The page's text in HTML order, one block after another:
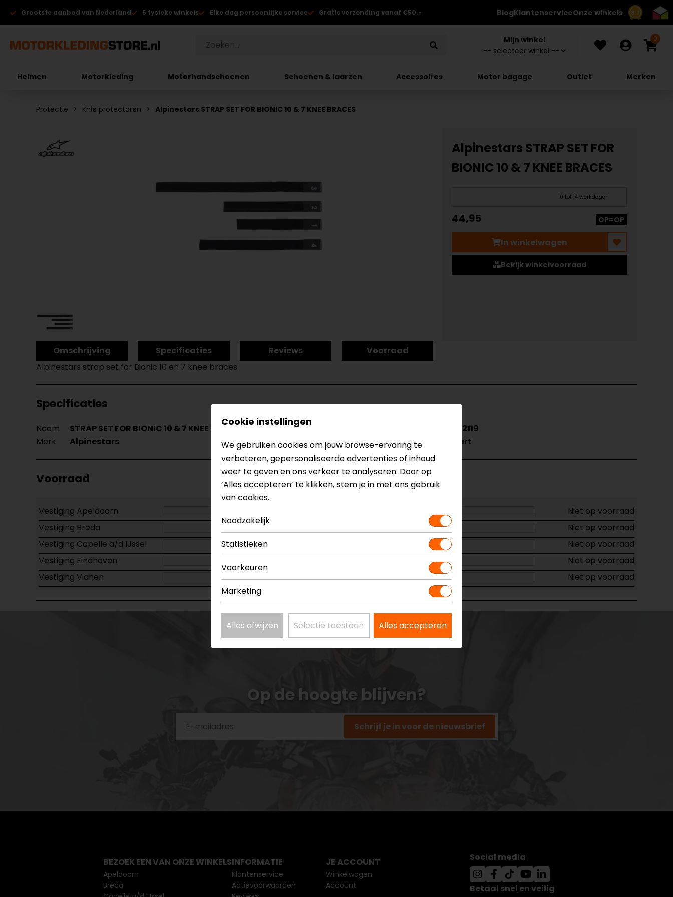
8.7
Grootste aanbod van Nederland 5 fysieke winkels Elke dag persoonlijke service Gratis verzending vanaf €50.- BlogKlantenserviceOnze winkels
Mijn winkel 0
Helmen Motorkleding Motorhandschoenen Schoenen & laarzen Accessoires Motor bagage Outlet Merken
Protectie Knie protectoren Alpinestars STRAP SET FOR BIONIC 10 & 7 KNEE BRACES
Alpinestars STRAP SET FOR
BIONIC 10 & 7 KNEE BRACES
10 tot 14 werkdagen
44,95 OP=OP
In winkelwagen
Bekijk winkelvoorraad
Omschrijving Specificaties Reviews
Voorraad
Alpinestars strap set for Bionic 10 en 7 knee braces
Specificaties
Naam STRAP SET FOR BIONIC 10 & 7 KNEE BRACES
6952119
Merk
Alpinestars Kleur Zwart
Voorraad
Vestiging Apeldoorn
Niet op voorraad
Vestiging Breda
Niet op voorraad
Vestiging Capelle a/d IJssel
Niet op voorraad
Vestiging Eindhoven
Niet op voorraad
Vestiging Vianen
Niet op voorraad
Op de hoogte blijven?
Schrijf je in voor de nieuwsbrief
Cookie instellingen
We gebruiken cookies om jouw browse-ervaring te
verbeteren, gepersonaliseerde advertenties of inhoud
weer te geven en ons verkeer te analyseren. Door op
‘Alles accepteren’ te klikken, stem je in met ons gebruik
van cookies.
Noodzakelijk
Statistieken
Voorkeuren
Marketing
Alles afwijzen Selectie toestaan Alles accepteren
BEZOEK EEN VAN ONZE WINKELS
Apeldoorn
Breda
INFORMATIE
Klantenservice
Actievoorwaarden
JE ACCOUNT
Winkelwagen
Account
Social media
Betaal snel en veilig